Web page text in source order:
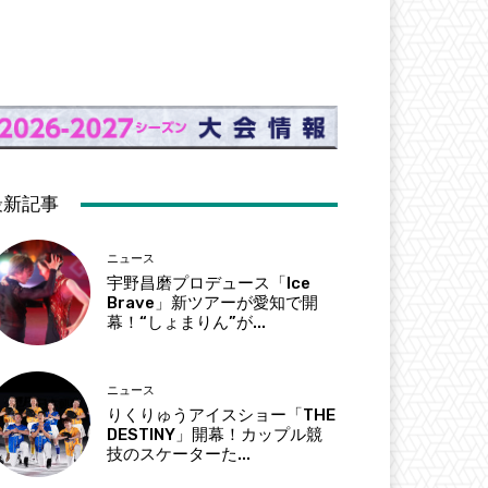
記事
ニュース
宇野昌磨プロデュース「Ice
Brave」新ツアーが愛知で開
幕！“しょまりん”が...
ニュース
りくりゅうアイスショー「THE
DESTINY」開幕！カップル競
技のスケーターた...